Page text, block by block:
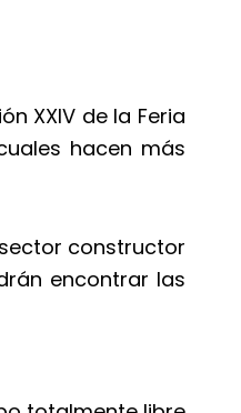
XXIV de la Feria
hacen más
constructor
encontrar las